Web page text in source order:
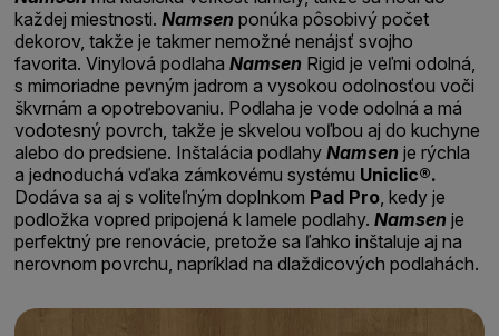
každej miestnosti.Namsen ponúka pôsobivý počet
dekorov, takže je takmer nemožné nenájsť svojho
favorita. Vinylová podlahaNamsen Rigid je veľmi odolná,
s mimoriadne pevným jadrom a vysokou odolnosťou voči
škvrnám a opotrebovaniu. Podlaha je vode odolná a má
vodotesný povrch, takže je skvelou voľbou aj do kuchyne
alebo do predsiene. Inštalácia podlahy Namsen je rýchla
a jednoduchá vďaka zámkovému systému Uniclic®.
Dodáva sa aj s voliteľným doplnkom Pad Pro , kedy je
podložka vopred pripojená k lamele podlahy.Namsen je
perfektný pre renovácie, pretože sa ľahko inštaluje aj na
nerovnom povrchu, napríklad na dlaždicových podlahách.